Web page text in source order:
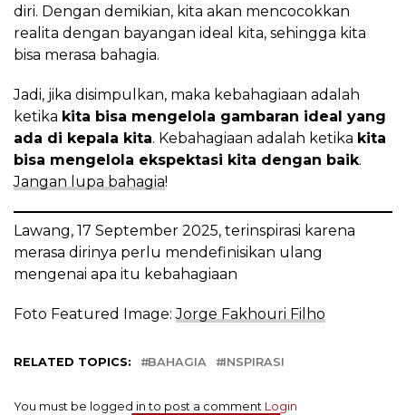
diri. Dengan demikian, kita akan mencocokkan
realita dengan bayangan ideal kita, sehingga kita
bisa merasa bahagia.
Jadi, jika disimpulkan, maka kebahagiaan adalah
ketika kita bisa mengelola gambaran ideal yang
ada di kepala kita. Kebahagiaan adalah ketika kita
bisa mengelola ekspektasi kita dengan baik.
Jangan lupa bahagia!
Lawang, 17 September 2025, terinspirasi karena
merasa dirinya perlu mendefinisikan ulang
mengenai apa itu kebahagiaan
Foto Featured Image:Jorge Fakhouri Filho
RELATED TOPICS: BAHAGIA INSPIRASI
You must be logged in to post a comment Login